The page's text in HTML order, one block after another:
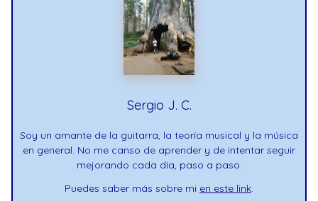
Sergio J. C.
Soy un amante de la guitarra, la teoría musical y la música
en general. No me canso de aprender y de intentar seguir
mejorando cada día, paso a paso.
Puedes saber más sobre mi en este link.